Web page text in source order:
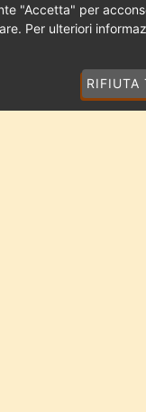
"Accetta" per
Per ulteriori
RIFIUTA